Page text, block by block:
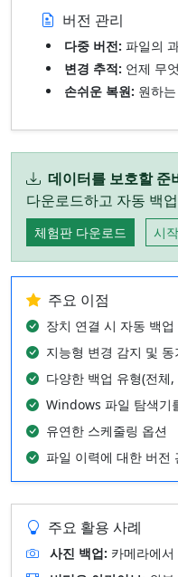
버전 관리
다중 버전: 파일의
변경 추적: 언제 무
손쉬운 복원: 원하
데이터를 보호할 준
다운로드하고 자동 백
체험판 다운로드 시
주요 이점
장치 연결 시 자동 백업
지능형 변경 감지 및 동
다양한 백업 유형(전체
Windows 파일 탐색기
유연한 스케줄링 옵션
파일 이력에 대한 버전
주요 활용 사례
사진 백업: 카메라에